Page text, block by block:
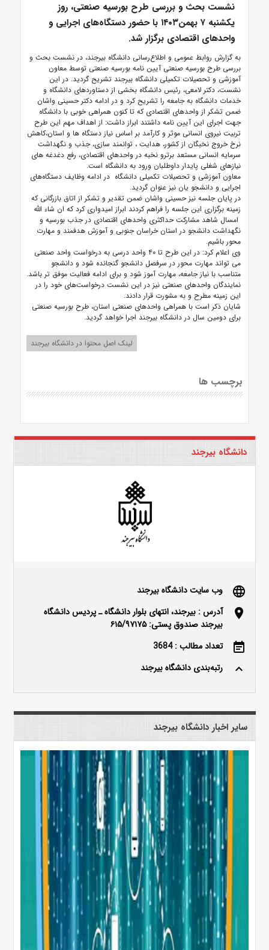
نشست بحث و بررسی طرح بورسیه صنعتی، روز
یکشنبه ۷ بهمن۱۴۰۳ با حضور دستگاه‌های اجرایی و
واحدهای اقتصادی برگزار شد.
به گزارش روابط عمومی و اطلاع‌رسانی دانشگاه بیرجند، در نشست بحث و
بررسی طرح بورسیه صنعتی آیین نامه بورسیه صنعتی توسط معاون
آموزشی و تحصیلات تکمیلی دانشگاه بیرجند تشریح گردید. در این
نشست، دکتر لامعی، رئیس دانشگاه بخشی از دستاوردهای دانشگاه و
خدمات دانشگاه به جامعه را تشریح کرد و در ادامه دکتر حسینی واشان
ضمن تشکر از واحدهای اقتصادی که تا کنون همراهی خوبی با دانشگاه
جهت اجرای این آیین نامه داشتند ابراز داشت: از اهداف مهم این طرح
تربیت نیروی انسانی موثر و کارآمد بر اساس نیاز دستگاه ها و استان،کاهش
نرخ خروج نخبگان از کشور، هدایت ، توانمند سازی، جذب و نگهداشت
سرمایه انسانی مستعد برترو نخبه در واحدهای اقتصادی، رفع دغدغه های
نیازهای شغلی پایدار داوطلبان ورود به دانشگاه است.
معاون آموزشی و تحصیلات تکمیلی دانشگاه در ادامه وظایف دستگاه‌های
اجرایی و دانشجو یان نیز عنوان گردید.
در پایان جلسه نیز حسینی واشان ضمن تقدیر و تشکر از اتاق بازرگانی که
زمینه برگزاری این جلسه را فراهم کردند ابراز امیدواری کرد که ان شاء الله
امسال شاهد مشارکت حداکثری واحدهای اقتصادی در جذب بورسیه و
نگهداشت دانشجو در استان خراسان جنوبی و آموزش هدفمند و مهارت
محور باشیم.
وی اعلام کرد: در این طرح تا ۴۰ واحد درسی به درخواست واحد صنعتی
می تواند مهارت محور در سرفصل دانشجو گنجانده شود و دانشجو
متناسب با نیاز جامعه، مهارت آموز شود و برای ادامه فعالیت موفق تر باشد.
نمایندگان واحدهای صنعتی نیز در این نشست درخواست‌های خود را در
این زمینه مطرح و به مشورت قرار دادند.
شایان ذکر است با همراهی واحدهای صنعتی استان، طرح بورسیه صنعتی
برای دومین سال در دانشگاه بیرجند اجرا خواهد گردید.
لینک اصل محتوا در دانشگاه بیرجند
برچسب ها
دانشگاه بیرجند
language وب سایت دانشگاه بیرجند
location_on
آدرس : بیرجند، انتهای بلوار دانشگاه ـ پردیس دانشگاه
بیرجند صندوق پستی: ۶۱۵/۹۷۱۷۵
event_note تعداد مطالب : 3684
keyboard_arrow_up رتبه‌بندی دانشگاه بیرجند
سایر اخبار دانشگاه بیرجند